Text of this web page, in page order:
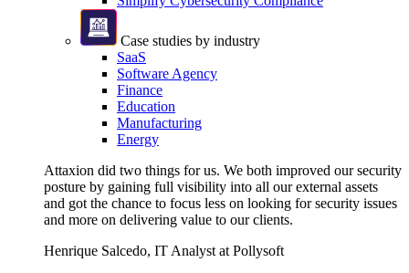
Case studies by industry
SaaS
Software Agency
Finance
Education
Manufacturing
Energy
Attaxion did two things for us. We both improved our security
posture by gaining full visibility into all our external assets
and got the chance to focus less on looking for security issues
and more on delivering value to our clients.
Henrique Salcedo, IT Analyst at Pollysoft